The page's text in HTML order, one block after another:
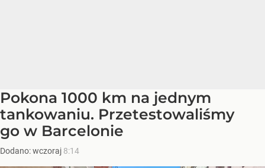
Pokona 1000 km na jednym
tankowaniu. Przetestowaliśmy
go w Barcelonie
Dodano:wczoraj 8:14